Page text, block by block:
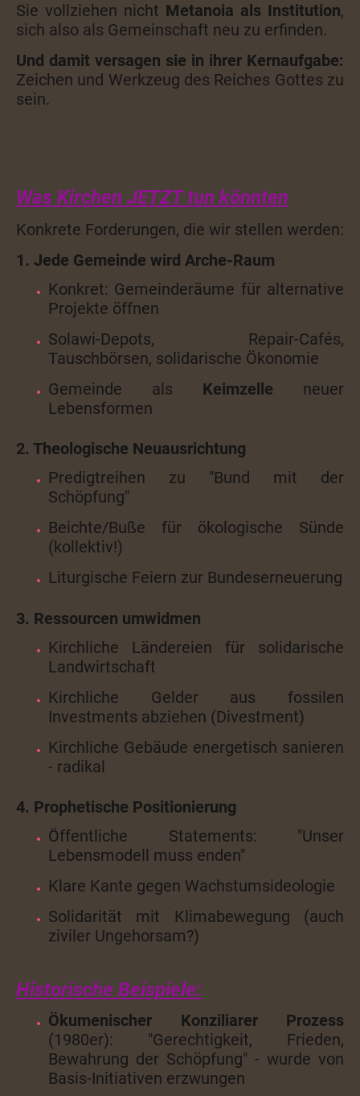
Sie vollziehen nicht Metanoia als Institution,
sich also als Gemeinschaft neu zu erfinden.
Und damit versagen sie in ihrer Kernaufgabe:
Zeichen und Werkzeug des Reiches Gottes zu
sein.
Was Kirchen JETZT tun könnten
Konkrete Forderungen, die wir stellen werden:
1. Jede Gemeinde wird Arche-Raum
Konkret: Gemeinderäume für alternative
Projekte öffnen
Solawi-Depots, Repair-Cafés,
Tauschbörsen, solidarische Ökonomie
Gemeinde als Keimzelle neuer
Lebensformen
2. Theologische Neuausrichtung
Predigtreihen zu "Bund mit der
Schöpfung"
Beichte/Buße für ökologische Sünde
(kollektiv!)
Liturgische Feiern zur Bundeserneuerung
3. Ressourcen umwidmen
Kirchliche Ländereien für solidarische
Landwirtschaft
Kirchliche Gelder aus fossilen
Investments abziehen (Divestment)
Kirchliche Gebäude energetisch sanieren
- radikal
4. Prophetische Positionierung
Öffentliche Statements: "Unser
Lebensmodell muss enden"
Klare Kante gegen Wachstumsideologie
Solidarität mit Klimabewegung (auch
ziviler Ungehorsam?)
Historische Beispiele:
Ökumenischer Konziliarer Prozess
(1980er): "Gerechtigkeit, Frieden,
Bewahrung der Schöpfung" - wurde von
Basis-Initiativen erzwungen